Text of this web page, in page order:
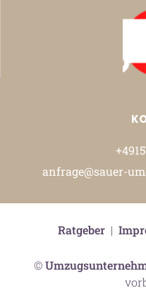
anfrage@sauer-
©
Ratgeber|